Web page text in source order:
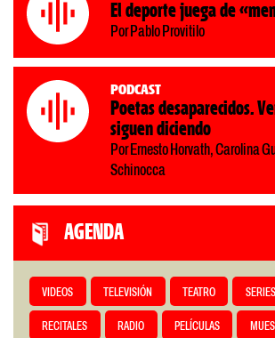
El deporte juega de
Por Pablo Provitilo
Podcast
Poetas desaparecidos.
siguen diciendo
Por Ernesto Horvath, Carolina
Schinocca
AGENDA
VIDEOS TELEVISIÓN TEATRO SERIES
RECITALES RADIO PELÍCULAS